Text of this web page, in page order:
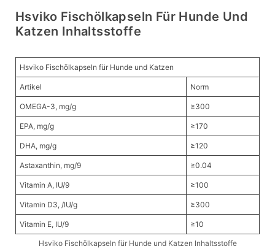
Hsviko Fischölkapseln Für Hunde Und
Katzen Inhaltsstoffe
Hsviko Fischölkapseln für Hunde und Katzen
Artikel Norm
OMEGA-3, mg/g ≥300
EPA, mg/g ≥170
DHA, mg/g ≥120
Astaxanthin, mg/9 ≥0.04
Vitamin A, IU/9 ≥100
Vitamin D3, /IU/g ≥300
Vitamin E, IU/9 ≥10
Hsviko Fischölkapseln für Hunde und Katzen Inhaltsstoffe